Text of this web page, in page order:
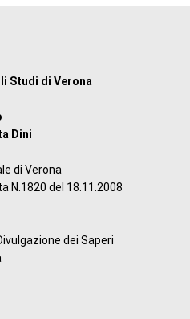
Studi di Verona
Dini
di Verona
N.1820 del 18.11.2008
dei Saperi